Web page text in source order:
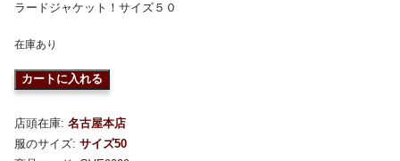
ラードジャケット！サイズ５０
在庫あり
カートに入れる
店頭在庫: 名古屋本店
服のサイズ: サイズ50